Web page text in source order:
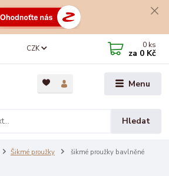
Menu
CZK
Hledat
0 ks
za 0 Kč
Šikmé proužky
šikmé proužky bavlněné